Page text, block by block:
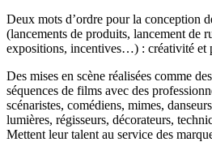
Deux mots d’ordre pour la conception
(lancements de produits, lancement de
expositions, incentives…) : créativité et
Des mises en scène réalisées comme
séquences de films avec des
scénaristes, comédiens, mimes,
lumières, régisseurs, décorateurs,
Mettent leur talent au service des